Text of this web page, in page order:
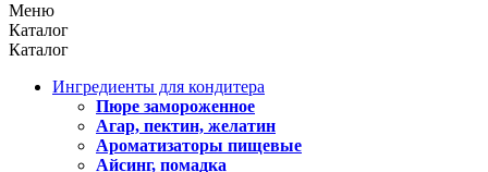
Меню
Каталог
Каталог
Ингредиенты для кондитера
Пюре замороженное
Агар, пектин, желатин
Ароматизаторы пищевые
Айсинг, помадка